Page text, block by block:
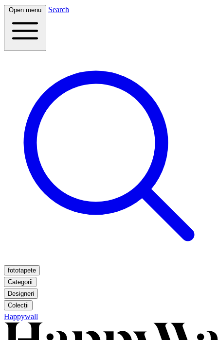
Open menu Search
fototapete
Categorii
Designeri
Colecții
Happywall